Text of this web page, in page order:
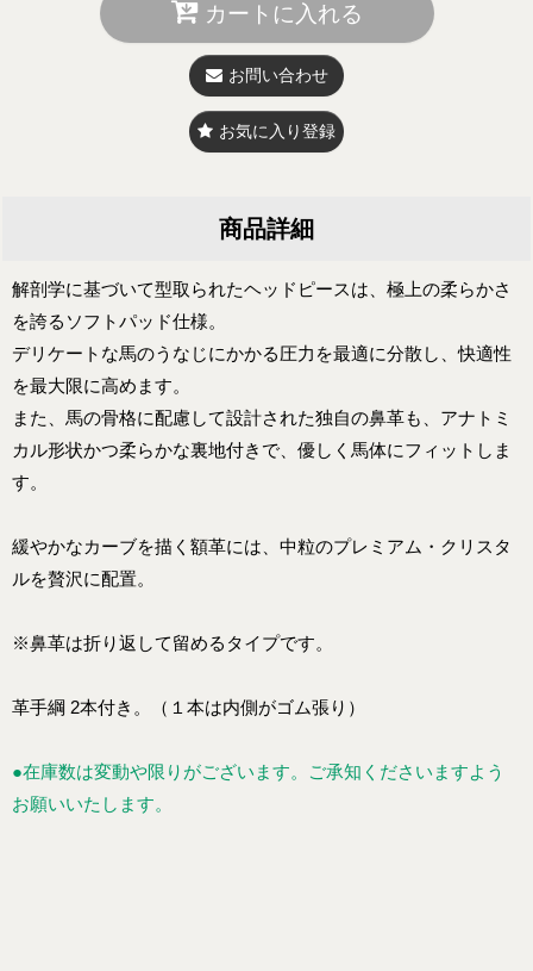
カートに入れる
お問い合わせ
お気に入り登録
商品詳細
解剖学に基づいて型取られたヘッドピースは、極上の柔らかさ
を誇るソフトパッド仕様。
デリケートな馬のうなじにかかる圧力を最適に分散し、快適性
を最大限に高めます。
また、馬の骨格に配慮して設計された独自の鼻革も、アナトミ
カル形状かつ柔らかな裏地付きで、優しく馬体にフィットしま
す。
緩やかなカーブを描く額革には、中粒のプレミアム・クリスタ
ルを贅沢に配置。
※鼻革は折り返して留めるタイプです。
革手綱 2本付き。（１本は内側がゴム張り）
●在庫数は変動や限りがございます。ご承知くださいますよう
お願いいたします。